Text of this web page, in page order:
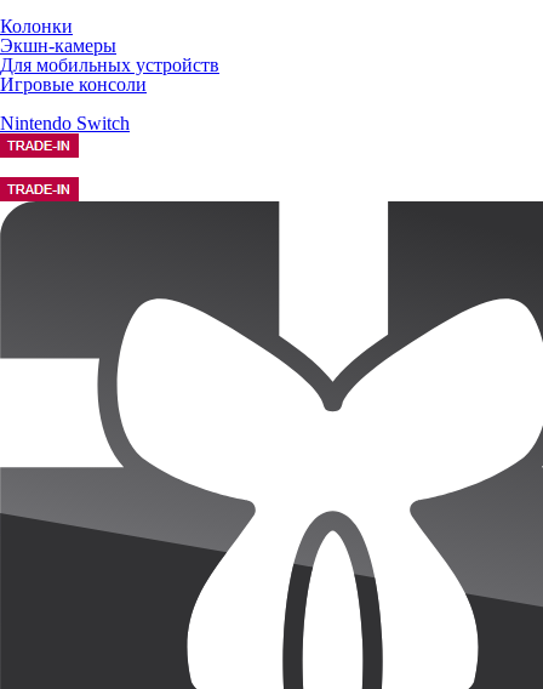
Колонки
Экшн-камеры
Для мобильных устройств
Игровые консоли
Nintendo Switch